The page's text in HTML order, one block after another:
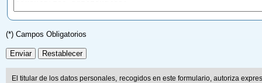
(*) Campos Obligatorios
El titular de los datos personales, recogidos en este formulario, autoriza